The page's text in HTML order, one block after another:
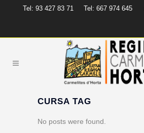
Tel: 93 427 83 71 Tel: 667 974 645
CURSA TAG
No posts were found.